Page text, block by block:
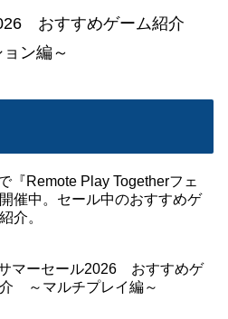
おすすめゲーム紹介
ン編～
『Remote Play Togetherフェ
催中。セール中のおすすめゲ
介。
マーセール2026 おすすめゲ
～マルチプレイ編～